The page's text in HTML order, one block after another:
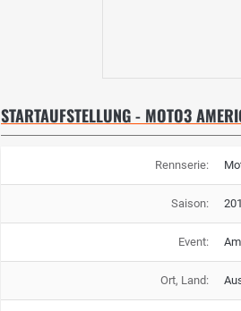
STARTAUFSTELLUNG - MOTO3
Rennserie:
Saison:
Event:
Ort, Land: